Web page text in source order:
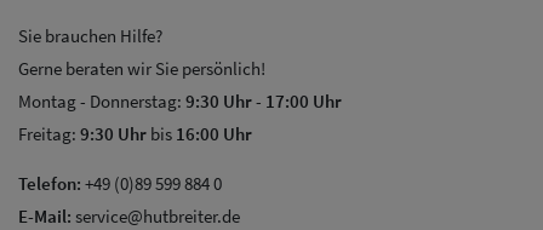
Sie brauchen Hilfe?
Gerne beraten wir Sie persönlich!
Montag - Donnerstag: 9:30 Uhr- 17:00 Uhr
Freitag: 9:30 Uhr bis 16:00 Uhr
Telefon: +49 (0)89 599 884 0
E-Mail: service@hutbreiter.de